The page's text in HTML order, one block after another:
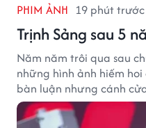
PHIM ẢNH 19 phút trước
Trịnh Sảng sau 5
Năm năm trôi qua sau
những hình ảnh hiếm
bàn luận nhưng cánh
vời.